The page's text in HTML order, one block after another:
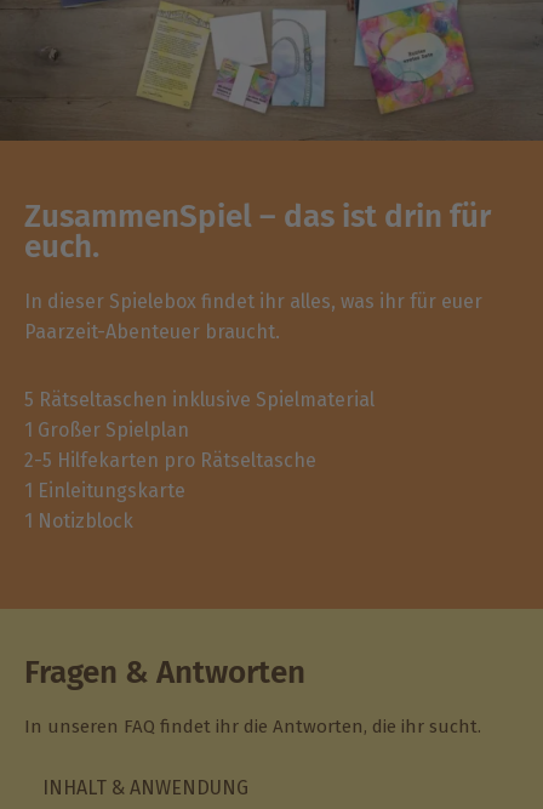
ZusammenSpiel – das ist drin für
euch.
In dieser Spielebox findet ihr alles, was ihr für euer
Paarzeit-Abenteuer braucht.
5 Rätseltaschen inklusive Spielmaterial
1 Großer Spielplan
2-5 Hilfekarten pro Rätseltasche
1 Einleitungskarte
1 Notizblock
Fragen & Antworten
In unseren FAQ findet ihr die Antworten, die ihr sucht.
INHALT & ANWENDUNG